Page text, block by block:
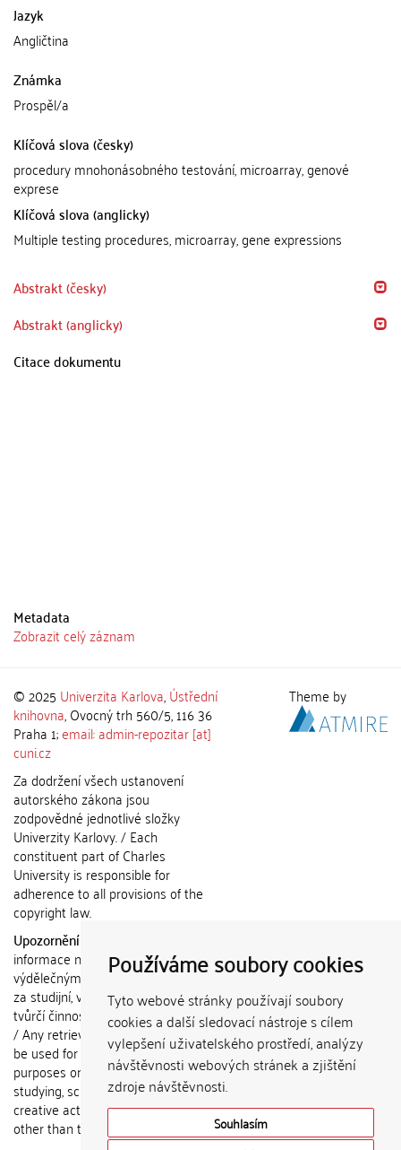
Používáme soubory cookies
Tyto webové stránky používají soubory
cookies a další sledovací nástroje s cílem
vylepšení uživatelského prostředí, analýzy
návštěvnosti webových stránek a zjištění
zdroje návštěvnosti.
Souhlasím
Jazyk
Angličtina
Známka
Prospěl/a
Klíčová slova (česky)
procedury mnohonásobného testování, microarray, genové
exprese
Klíčová slova (anglicky)
Multiple testing procedures, microarray, gene expressions
Abstrakt (česky)
Abstrakt (anglicky)
Citace dokumentu
Metadata
Zobrazit celý záznam
© 2025 Univerzita Karlova,Ústřední
knihovna, Ovocný trh 560/5, 116 36
Praha 1;email: admin-repozitar [at]
cuni.cz
Za dodržení všech ustanovení
autorského zákona jsou
zodpovědné jednotlivé složky
Univerzity Karlovy. / Each
constituent part of Charles
University is responsible for
adherence to all provisions of the
copyright law.
Upozornění / Notice:
informace nemohou být použity k
výdělečným účelům nebo vydávány
za studijní, vědeckou nebo jinou
tvůrčí činnost jiné osoby než autora.
/ Any retrieved information shall not
be used for any commercial
purposes or claimed as results of
studying, scientific or any other
creative activities of any person
other than the author.
Theme by